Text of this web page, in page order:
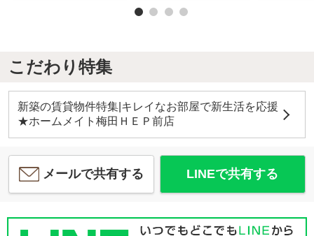
こだわり特集
新築の賃貸物件特集|キレイなお部屋で新生活を応援
★ホームメイト梅田ＨＥＰ前店
メールで共有する LINEで共有する